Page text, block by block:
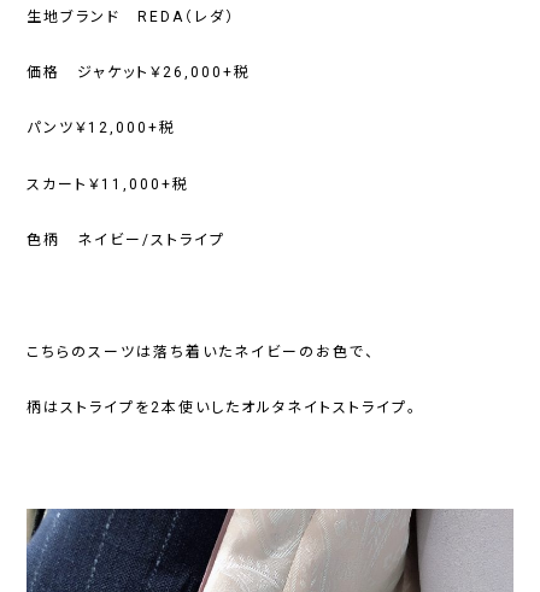
生地ブランド REDA（レダ）
価格 ジャケット￥26,000+税
パンツ￥12,000+税
スカート￥11,000+税
色柄 ネイビー/ストライプ
こちらのスーツは落ち着いたネイビーのお色で、
柄はストライプを2本使いしたオルタネイトストライプ。